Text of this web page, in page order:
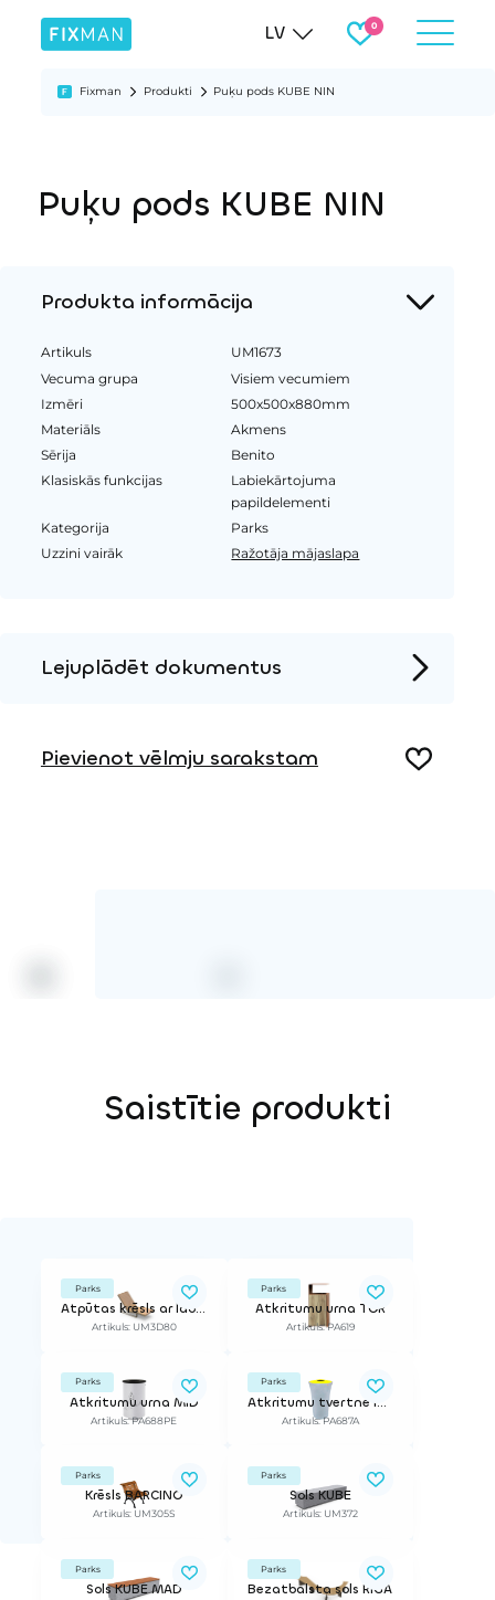
LV
Fixman Produkti Puķu pods KUBE NIN
Puķu pods KUBE NIN
Produkta informācija
Artikuls
UM1673
Vecuma grupa
Visiem vecumiem
Izmēri
500x500x880mm
Materiāls
Akmens
Sērija
Benito
Klasiskās funkcijas
Labiekārtojuma
papildelementi
Kategorija
Parks
Uzzini vairāk
Ražotāja mājaslapa
Lejuplādēt dokumentus
Pievienot vēlmju sarakstam
Saistītie produkti
Parks
Atpūtas krēsls ar labo roku balstu PIRO
Artikuls: UM3D80
Parks
Atkritumu urna TOR
Artikuls: PA619
Parks
Atkritumu urna MID
Artikuls: PA688PE
Parks
Atkritumu tvertne IRIS Y
Artikuls: PA687A
Parks
Krēsls BARCINO
Artikuls: UM305S
Parks
Sols KUBE
Artikuls: UM372
Parks
Sols KUBE MAD
Parks
Bezatbalsta sols RĪGA